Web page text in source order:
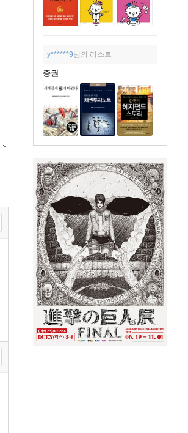
y******9님의 리스트
증권